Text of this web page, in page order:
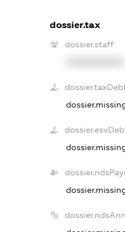
dossier.tax
dossier.staff